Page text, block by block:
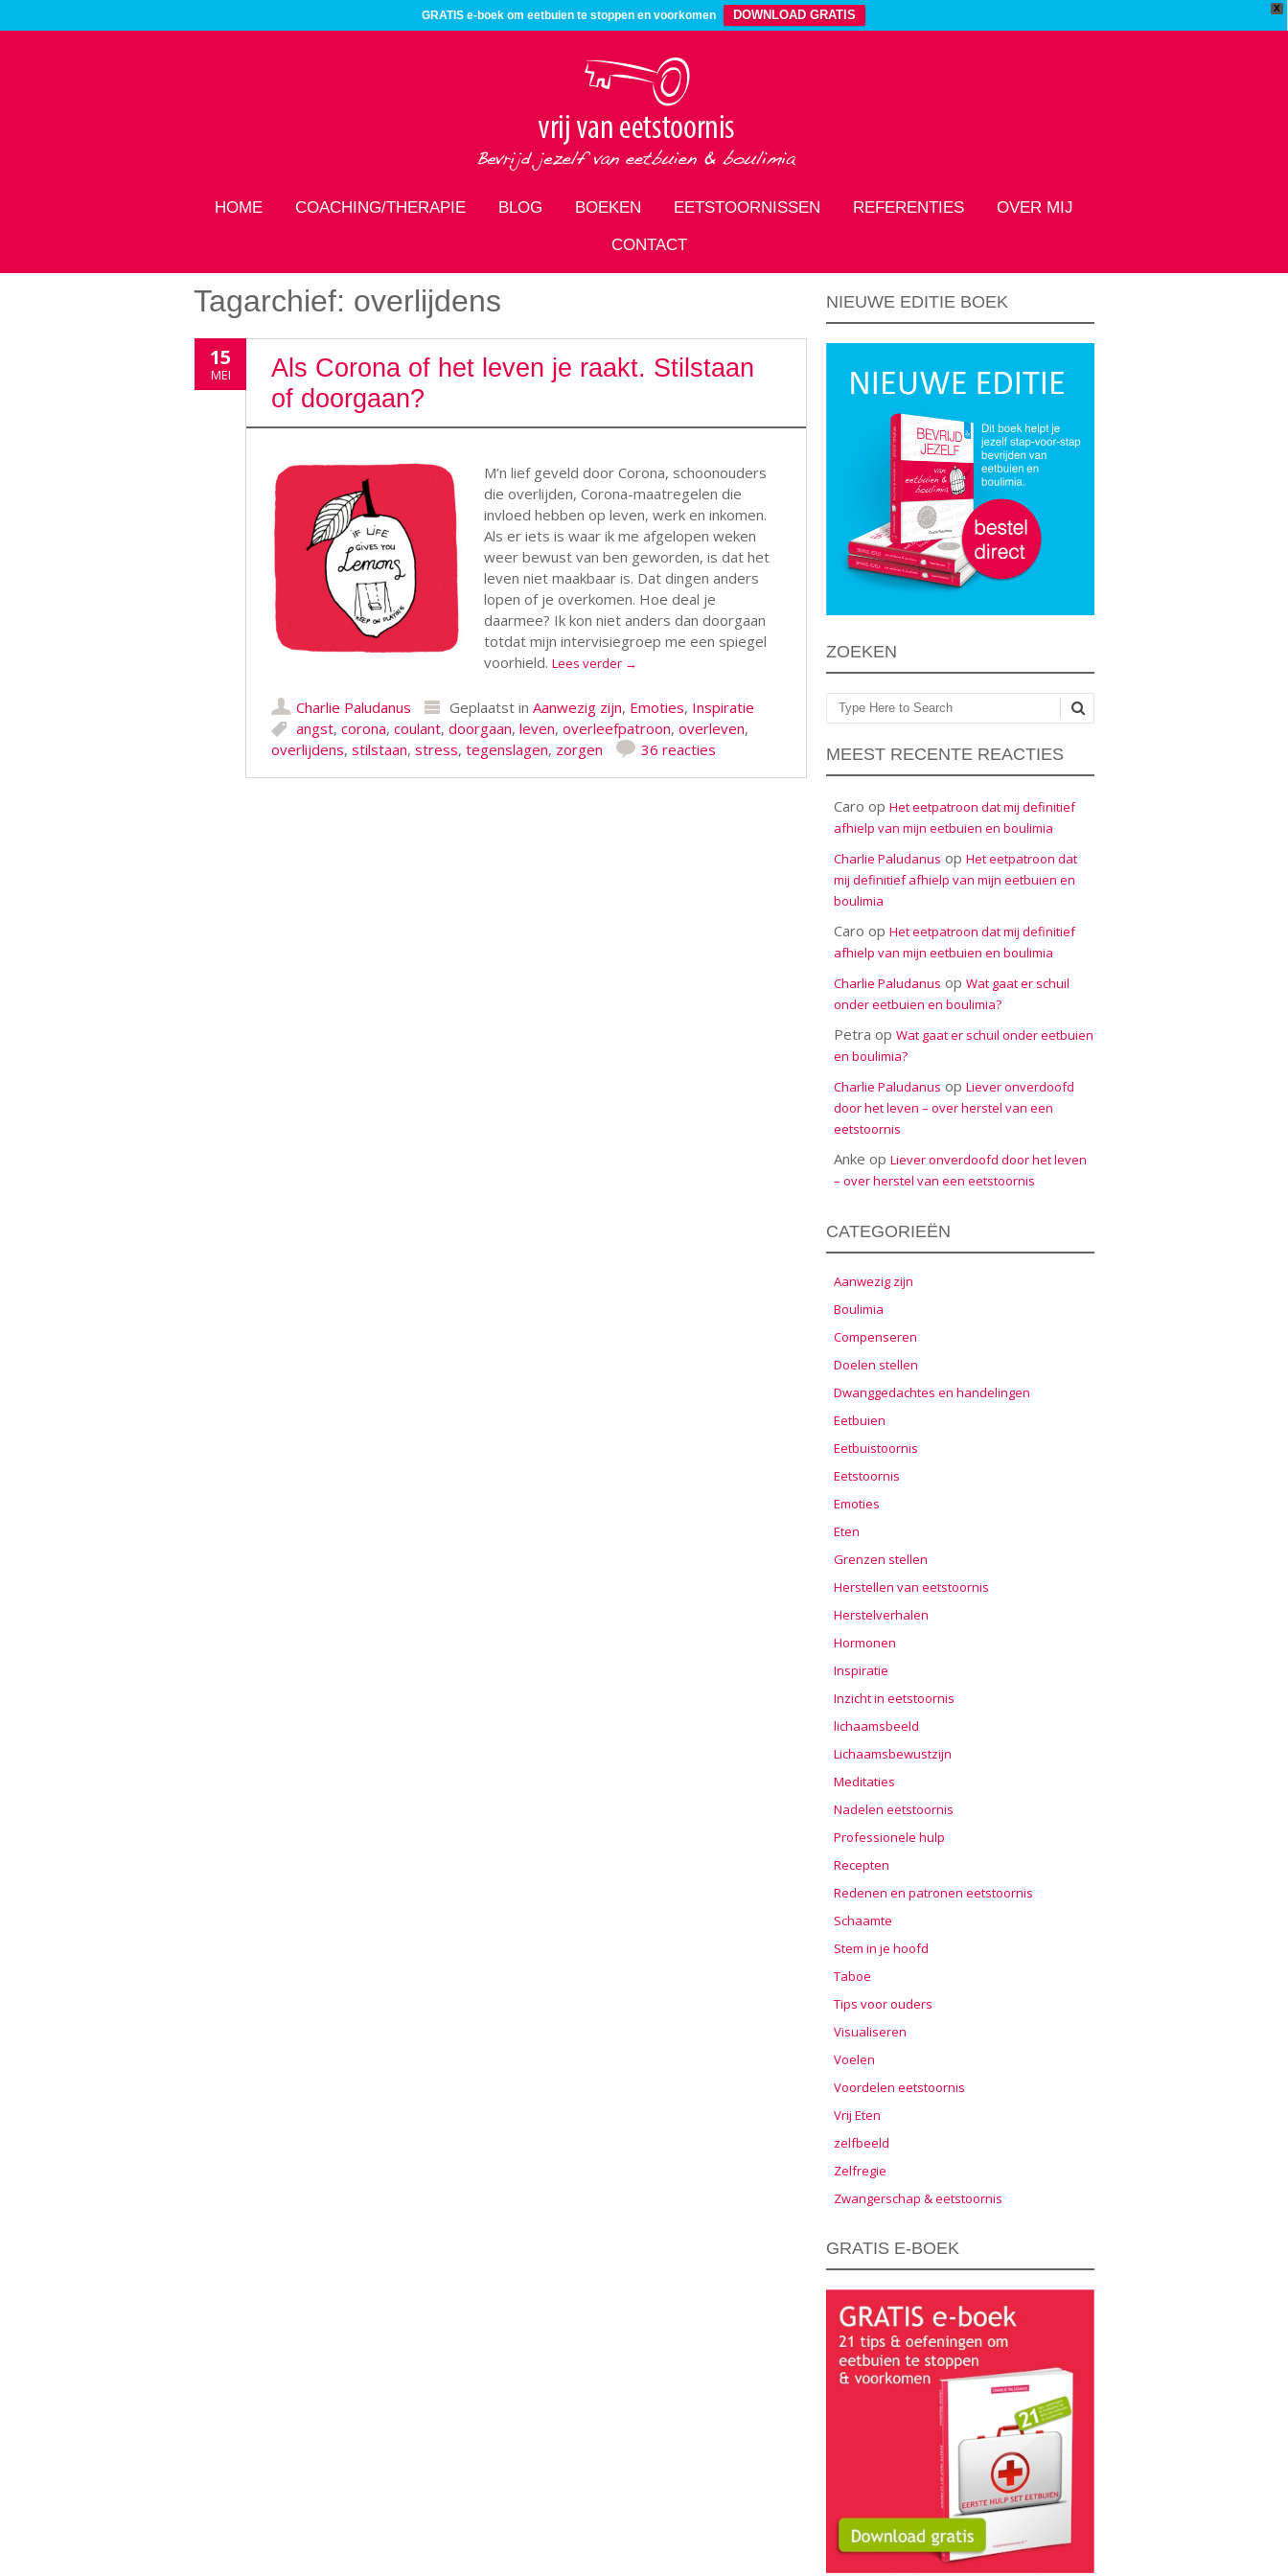
X
GRATIS e-boek om eetbuien te stoppen en voorkomen DOWNLOAD GRATIS
HOME COACHING/THERAPIE BLOG BOEKEN EETSTOORNISSEN REFERENTIES OVER MIJ
CONTACT
Tagarchief: overlijdens
15
MEI
Als Corona of het leven je raakt. Stilstaan
of doorgaan?
M’n lief geveld door Corona, schoonouders
die overlijden, Corona-maatregelen die
invloed hebben op leven, werk en inkomen.
Als er iets is waar ik me afgelopen weken
weer bewust van ben geworden, is dat het
leven niet maakbaar is. Dat dingen anders
lopen of je overkomen. Hoe deal je
daarmee? Ik kon niet anders dan doorgaan
totdat mijn intervisiegroep me een spiegel
voorhield.Lees verder →
Charlie Paludanus Geplaatst in Aanwezig zijn, Emoties, Inspiratie
angst, corona, coulant, doorgaan, leven, overleefpatroon, overleven,
overlijdens, stilstaan, stress, tegenslagen, zorgen 36 reacties
NIEUWE EDITIE BOEK
ZOEKEN
Zoeken
MEEST RECENTE REACTIES
Caro op Het eetpatroon dat mij definitief
afhielp van mijn eetbuien en boulimia
Charlie Paludanus op Het eetpatroon dat
mij definitief afhielp van mijn eetbuien en
boulimia
Caro op Het eetpatroon dat mij definitief
afhielp van mijn eetbuien en boulimia
Charlie Paludanus op Wat gaat er schuil
onder eetbuien en boulimia?
Petra op Wat gaat er schuil onder eetbuien
en boulimia?
Charlie Paludanus op Liever onverdoofd
door het leven – over herstel van een
eetstoornis
Anke op Liever onverdoofd door het leven
– over herstel van een eetstoornis
CATEGORIEËN
Aanwezig zijn
Boulimia
Compenseren
Doelen stellen
Dwanggedachtes en handelingen
Eetbuien
Eetbuistoornis
Eetstoornis
Emoties
Eten
Grenzen stellen
Herstellen van eetstoornis
Herstelverhalen
Hormonen
Inspiratie
Inzicht in eetstoornis
lichaamsbeeld
Lichaamsbewustzijn
Meditaties
Nadelen eetstoornis
Professionele hulp
Recepten
Redenen en patronen eetstoornis
Schaamte
Stem in je hoofd
Taboe
Tips voor ouders
Visualiseren
Voelen
Voordelen eetstoornis
Vrij Eten
zelfbeeld
Zelfregie
Zwangerschap & eetstoornis
GRATIS E-BOEK